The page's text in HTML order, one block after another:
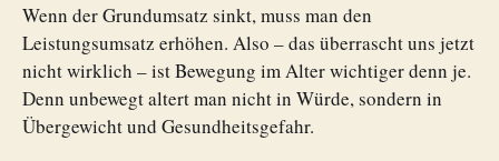
Wenn der Grundumsatz sinkt, muss man den
Leistungsumsatz erhöhen. Also – das überrascht uns jetzt
nicht wirklich – ist Bewegung im Alter wichtiger denn je.
Denn unbewegt altert man nicht in Würde, sondern in
Übergewicht und Gesundheitsgefahr.